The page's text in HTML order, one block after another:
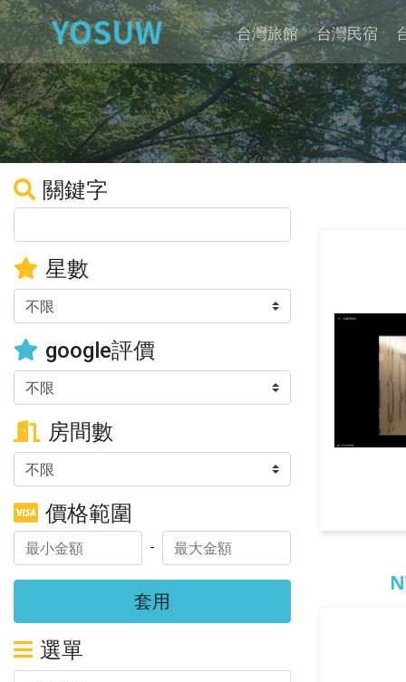
台灣旅館 台灣民宿
關鍵字
星數
google評價
房間數
價格範圍
-
套用
選單